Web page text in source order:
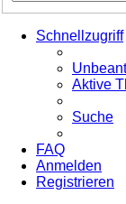
Schnellzugriff
Aktive
Suche
FAQ
Anmelden
Registrieren